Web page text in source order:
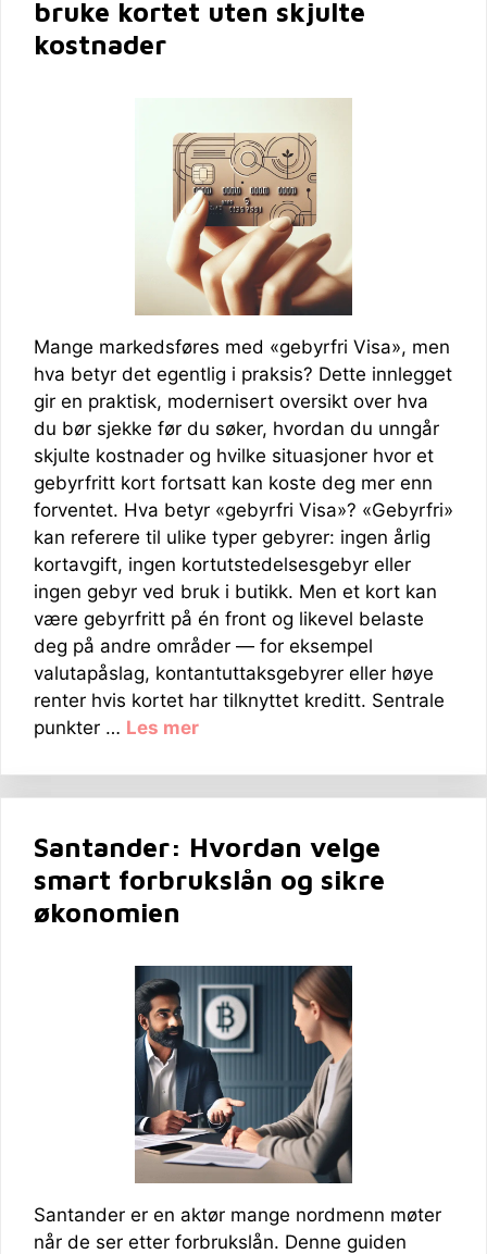
bruke kortet uten skjulte
kostnader
Mange markedsføres med «gebyrfri Visa», men
hva betyr det egentlig i praksis? Dette innlegget
gir en praktisk, modernisert oversikt over hva
du bør sjekke før du søker, hvordan du unngår
skjulte kostnader og hvilke situasjoner hvor et
gebyrfritt kort fortsatt kan koste deg mer enn
forventet. Hva betyr «gebyrfri Visa»? «Gebyrfri»
kan referere til ulike typer gebyrer: ingen årlig
kortavgift, ingen kortutstedelsesgebyr eller
ingen gebyr ved bruk i butikk. Men et kort kan
være gebyrfritt på én front og likevel belaste
deg på andre områder — for eksempel
valutapåslag, kontantuttaksgebyrer eller høye
renter hvis kortet har tilknyttet kreditt. Sentrale
punkter … Les mer
Santander: Hvordan velge
smart forbrukslån og sikre
økonomien
Santander er en aktør mange nordmenn møter
når de ser etter forbrukslån. Denne guiden